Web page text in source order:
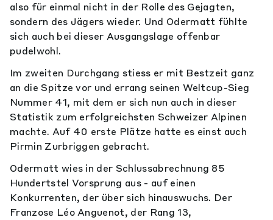
also für einmal nicht in der Rolle des Gejagten,
sondern des Jägers wieder. Und Odermatt fühlte
sich auch bei dieser Ausgangslage offenbar
pudelwohl.
Im zweiten Durchgang stiess er mit Bestzeit ganz
an die Spitze vor und errang seinen Weltcup-Sieg
Nummer 41, mit dem er sich nun auch in dieser
Statistik zum erfolgreichsten Schweizer Alpinen
machte. Auf 40 erste Plätze hatte es einst auch
Pirmin Zurbriggen gebracht.
Odermatt wies in der Schlussabrechnung 85
Hundertstel Vorsprung aus - auf einen
Konkurrenten, der über sich hinauswuchs. Der
Franzose Léo Anguenot, der Rang 13,